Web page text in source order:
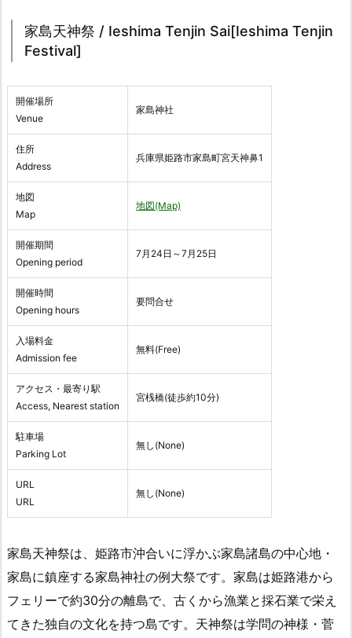
家島天神祭 / Ieshima Tenjin Sai[Ieshima Tenjin
Festival]
開催場所
Venue
家島神社
住所
Address
兵庫県姫路市家島町宮天神鼻1
地図
Map
地図(Map)
開催期間
Opening period
7月24日～7月25日
開催時間
Opening hours
要問合せ
入場料金
Admission fee
無料(Free)
アクセス・最寄り駅
Access, Nearest station
宮桟橋(徒歩約10分)
駐車場
Parking Lot
無し(None)
URL
URL
無し(None)
家島天神祭は、姫路市沖合いに浮かぶ家島諸島の中心地・
家島に鎮座する家島神社の例大祭です。家島は姫路港から
フェリーで約30分の離島で、古くから漁業と採石業で栄え
てきた独自の文化を持つ島です。天神祭は学問の神様・菅